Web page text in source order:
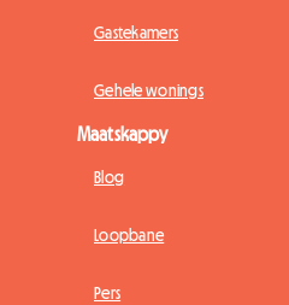
Gastekamers
Gehele wonings
Maatskappy
Blog
Loopbane
Pers